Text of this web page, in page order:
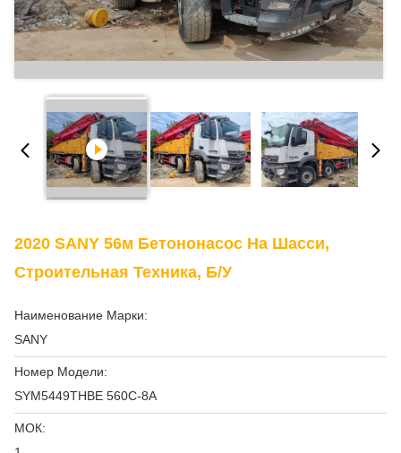
2020 SANY 56м Бетононасос На Шасси,
Строительная Техника, Б/у
Наименование Марки:
SANY
Номер Модели:
SYM5449THBE 560C-8A
МОК: